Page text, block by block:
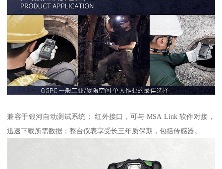
兼容于银河自动测试系统； 红外接口，可与 MSA Link 软件对接，
迅速下载所需数据；整台仪表享受长三年质保期，包括传感器。